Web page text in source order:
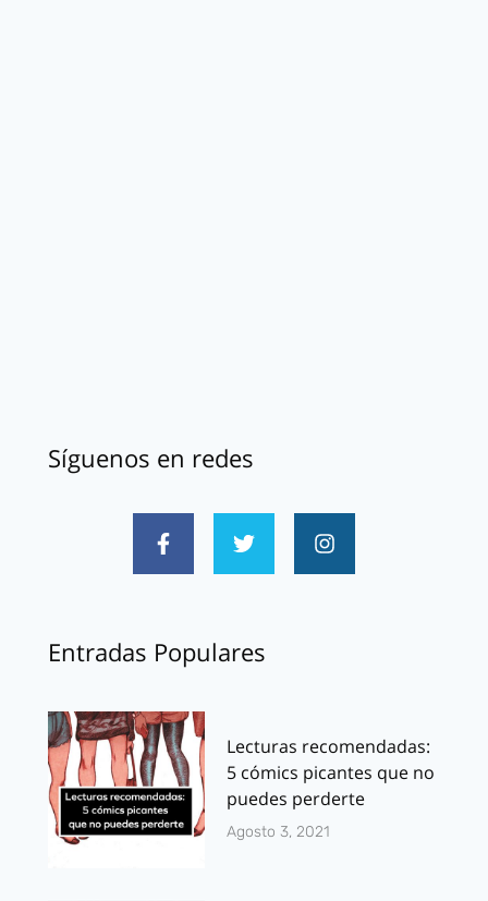
Síguenos en redes
Entradas Populares
Lecturas recomendadas:
5 cómics picantes que no
puedes perderte
Agosto 3, 2021